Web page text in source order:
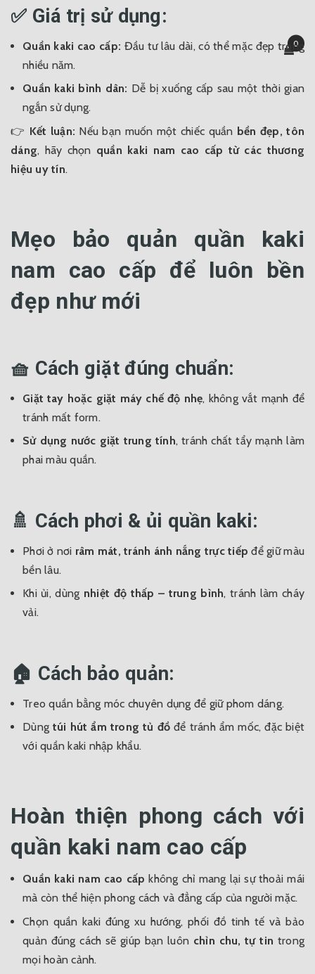
0
✅ Giá trị sử dụng:
Quần kaki cao cấp: Đầu tư lâu dài, có thể mặc đẹp trong
nhiều năm.
Quần kaki bình dân: Dễ bị xuống cấp sau một thời gian
ngắn sử dụng.
👉 Kết luận: Nếu bạn muốn một chiếc quần bền đẹp, tôn
dáng, hãy chọn quần kaki nam cao cấp từ các thương
hiệu uy tín.
Mẹo bảo quản quần kaki
nam cao cấp để luôn bền
đẹp như mới
🧺 Cách giặt đúng chuẩn:
Giặt tay hoặc giặt máy chế độ nhẹ, không vắt mạnh để
tránh mất form.
Sử dụng nước giặt trung tính, tránh chất tẩy mạnh làm
phai màu quần.
🚿 Cách phơi & ủi quần kaki:
Phơi ở nơi râm mát, tránh ánh nắng trực tiếp để giữ màu
bền lâu.
Khi ủi, dùng nhiệt độ thấp – trung bình, tránh làm cháy
vải.
🏠 Cách bảo quản:
Treo quần bằng móc chuyên dụng để giữ phom dáng.
Dùng túi hút ẩm trong tủ đồ để tránh ẩm mốc, đặc biệt
với quần kaki nhập khẩu.
Hoàn thiện phong cách với
quần kaki nam cao cấp
Quần kaki nam cao cấp không chỉ mang lại sự thoải mái
mà còn thể hiện phong cách và đẳng cấp của người mặc.
Chọn quần kaki đúng xu hướng, phối đồ tinh tế và bảo
quản đúng cách sẽ giúp bạn luôn chỉn chu, tự tin trong
mọi hoàn cảnh.